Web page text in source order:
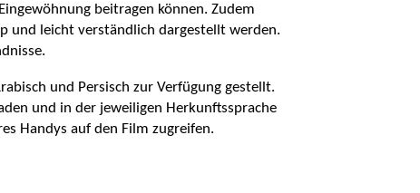
beitragen können. Zudem
und leicht verständlich dargestellt werden.
und Persisch zur Verfügung gestellt.
und in der jeweiligen Herkunftssprache
Handys auf den Film zugreifen.